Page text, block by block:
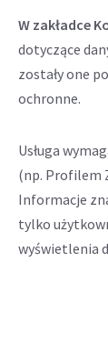
W zakładce
dotyczące
zostały one
ochronne.
Usługa
(np. Profilem
Informacje
tylko
wyświetlenia